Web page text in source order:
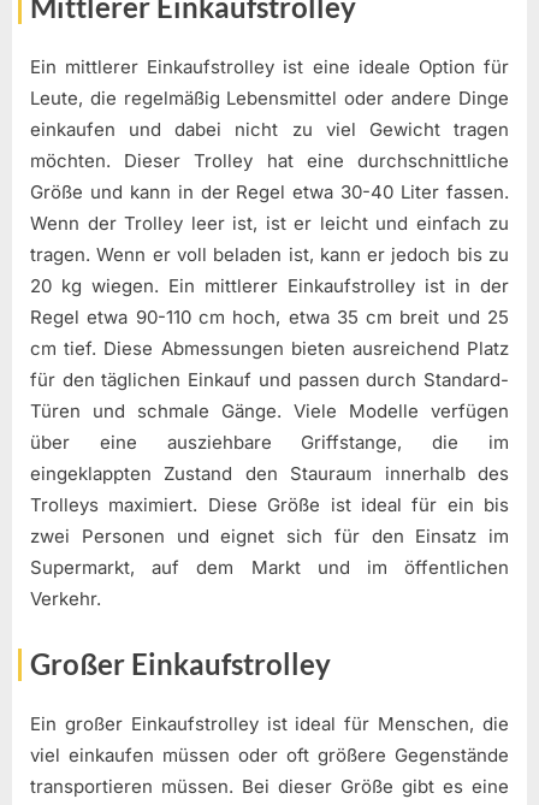
Ein mittlerer Einkaufstrolley ist eine ideale Option für
Leute, die regelmäßig Lebensmittel oder andere Dinge
einkaufen und dabei nicht zu viel Gewicht tragen
möchten. Dieser Trolley hat eine durchschnittliche
Größe und kann in der Regel etwa 30-40 Liter fassen.
Wenn der Trolley leer ist, ist er leicht und einfach zu
tragen. Wenn er voll beladen ist, kann er jedoch bis zu
20 kg wiegen. Ein mittlerer Einkaufstrolley ist in der
Regel etwa 90-110 cm hoch, etwa 35 cm breit und 25
cm tief. Diese Abmessungen bieten ausreichend Platz
für den täglichen Einkauf und passen durch Standard-
Türen und schmale Gänge. Viele Modelle verfügen
über eine ausziehbare Griffstange, die im
eingeklappten Zustand den Stauraum innerhalb des
Trolleys maximiert. Diese Größe ist ideal für ein bis
zwei Personen und eignet sich für den Einsatz im
Supermarkt, auf dem Markt und im öffentlichen
Verkehr.
Großer Einkaufstrolley
Ein großer Einkaufstrolley ist ideal für Menschen, die
viel einkaufen müssen oder oft größere Gegenstände
transportieren müssen. Bei dieser Größe gibt es eine